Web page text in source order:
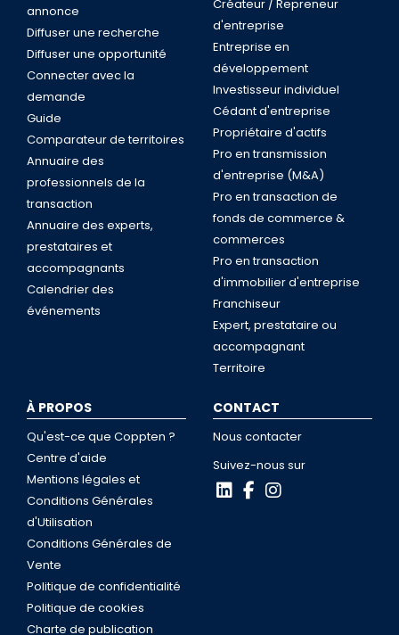
annonce
Diffuser une recherche
Diffuser une opportunité
Connecter avec la
demande
Guide
Comparateur de territoires
Annuaire des
professionnels de la
transaction
Annuaire des experts,
prestataires et
accompagnants
Calendrier des
événements
Créateur / Repreneur
d'entreprise
Entreprise en
développement
Investisseur individuel
Cédant d'entreprise
Propriétaire d'actifs
Pro en transmission
d'entreprise (M&A)
Pro en transaction de
fonds de commerce &
commerces
Pro en transaction
d'immobilier d'entreprise
Franchiseur
Expert, prestataire ou
accompagnant
Territoire
À PROPOS
Qu'est-ce que Coppten ?
Centre d'aide
Mentions légales et
Conditions Générales
d'Utilisation
Conditions Générales de
Vente
Politique de confidentialité
Politique de cookies
Charte de publication
CONTACT
Nous contacter
Suivez-nous sur